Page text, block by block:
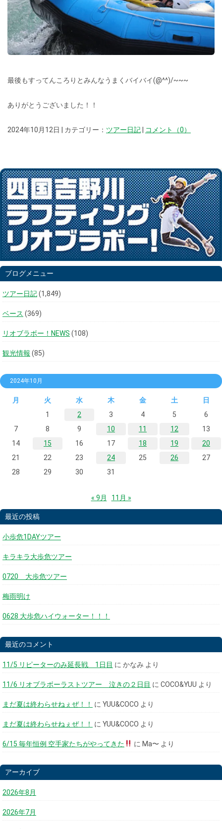
最後もすってんころりとみんなうまくバイバイ(@^^)/~~~
ありがとうございました！！
2024年10月12日 | カテゴリー： ツアー日記 コメント（0）
ブログメニュー
ツアー日記(1,849)
ベース (369)
リオブラボー！NEWS (108)
観光情報 (85)
2024年10月
月 火 水 木 金 土
日
1
2 3 4 5
6
7
8 9 10 11 12
13
14
15 16 17 18 19
20
21
22 23 24 25 26
27
28
29 30 31
« 9月 11月 »
最近の投稿
小歩危1DAYツアー
キラキラ大歩危ツアー
0720 大歩危ツアー
梅雨明け
0628 大歩危ハイウォーター！！！
最近のコメント
11/5 リピーターのみ延長戦 1日目 に かなみ より
11/6 リオブラボーラストツアー 泣きの２日目 に COCO&YUU より
まだ夏は終わらせねぇぜ！！ に YUU&COCO より
まだ夏は終わらせねぇぜ！！ に YUU&COCO より
6/15 毎年恒例 空手家たちがやってきた に Ma〜 より
アーカイブ
2026年8月
2026年7月